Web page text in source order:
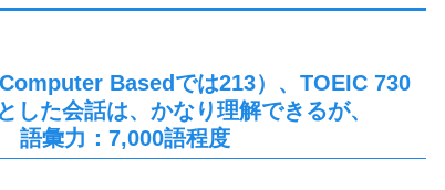
Basedでは213）、TOEIC 730
た会話は、かなり理解できるが、
語彙力：7,000語程度